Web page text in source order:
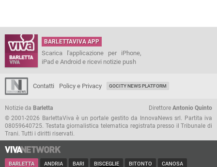
BARLETTAVIVA APP
Scarica l'applicazione per iPhone,
iPad e Android e ricevi notizie push
Contatti Policy e Privacy GOCITY NEWS PLATFORM
Notizie da Barletta Direttore Antonio Quinto
© 2001-2026 BarlettaViva è un portale gestito da InnovaNews srl. Partita iva
08059640725. Testata giornalistica telematica registrata presso il Tribunale di
Trani. Tutti i diritti riservati.
BARLETTA ANDRIA BARI BISCEGLIE BITONTO CANOSA